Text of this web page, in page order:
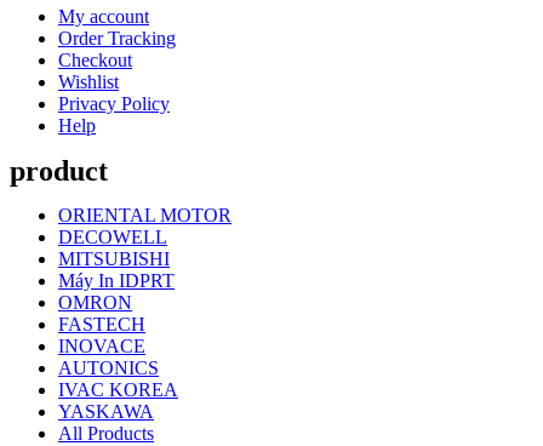
My account
Order Tracking
Checkout
Wishlist
Privacy Policy
Help
product
ORIENTAL MOTOR
DECOWELL
MITSUBISHI
Máy In IDPRT
OMRON
FASTECH
INOVACE
AUTONICS
IVAC KOREA
YASKAWA
All Products